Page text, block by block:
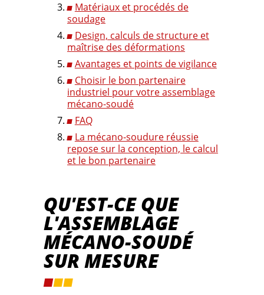
Matériaux et procédés de
soudage
Design, calculs de structure et
maîtrise des déformations
Avantages et points de vigilance
Choisir le bon partenaire
industriel pour votre assemblage
mécano-soudé
FAQ
La mécano-soudure réussie
repose sur la conception, le calcul
et le bon partenaire
QU'EST-CE QUE
L'ASSEMBLAGE
MÉCANO-SOUDÉ
SUR MESURE